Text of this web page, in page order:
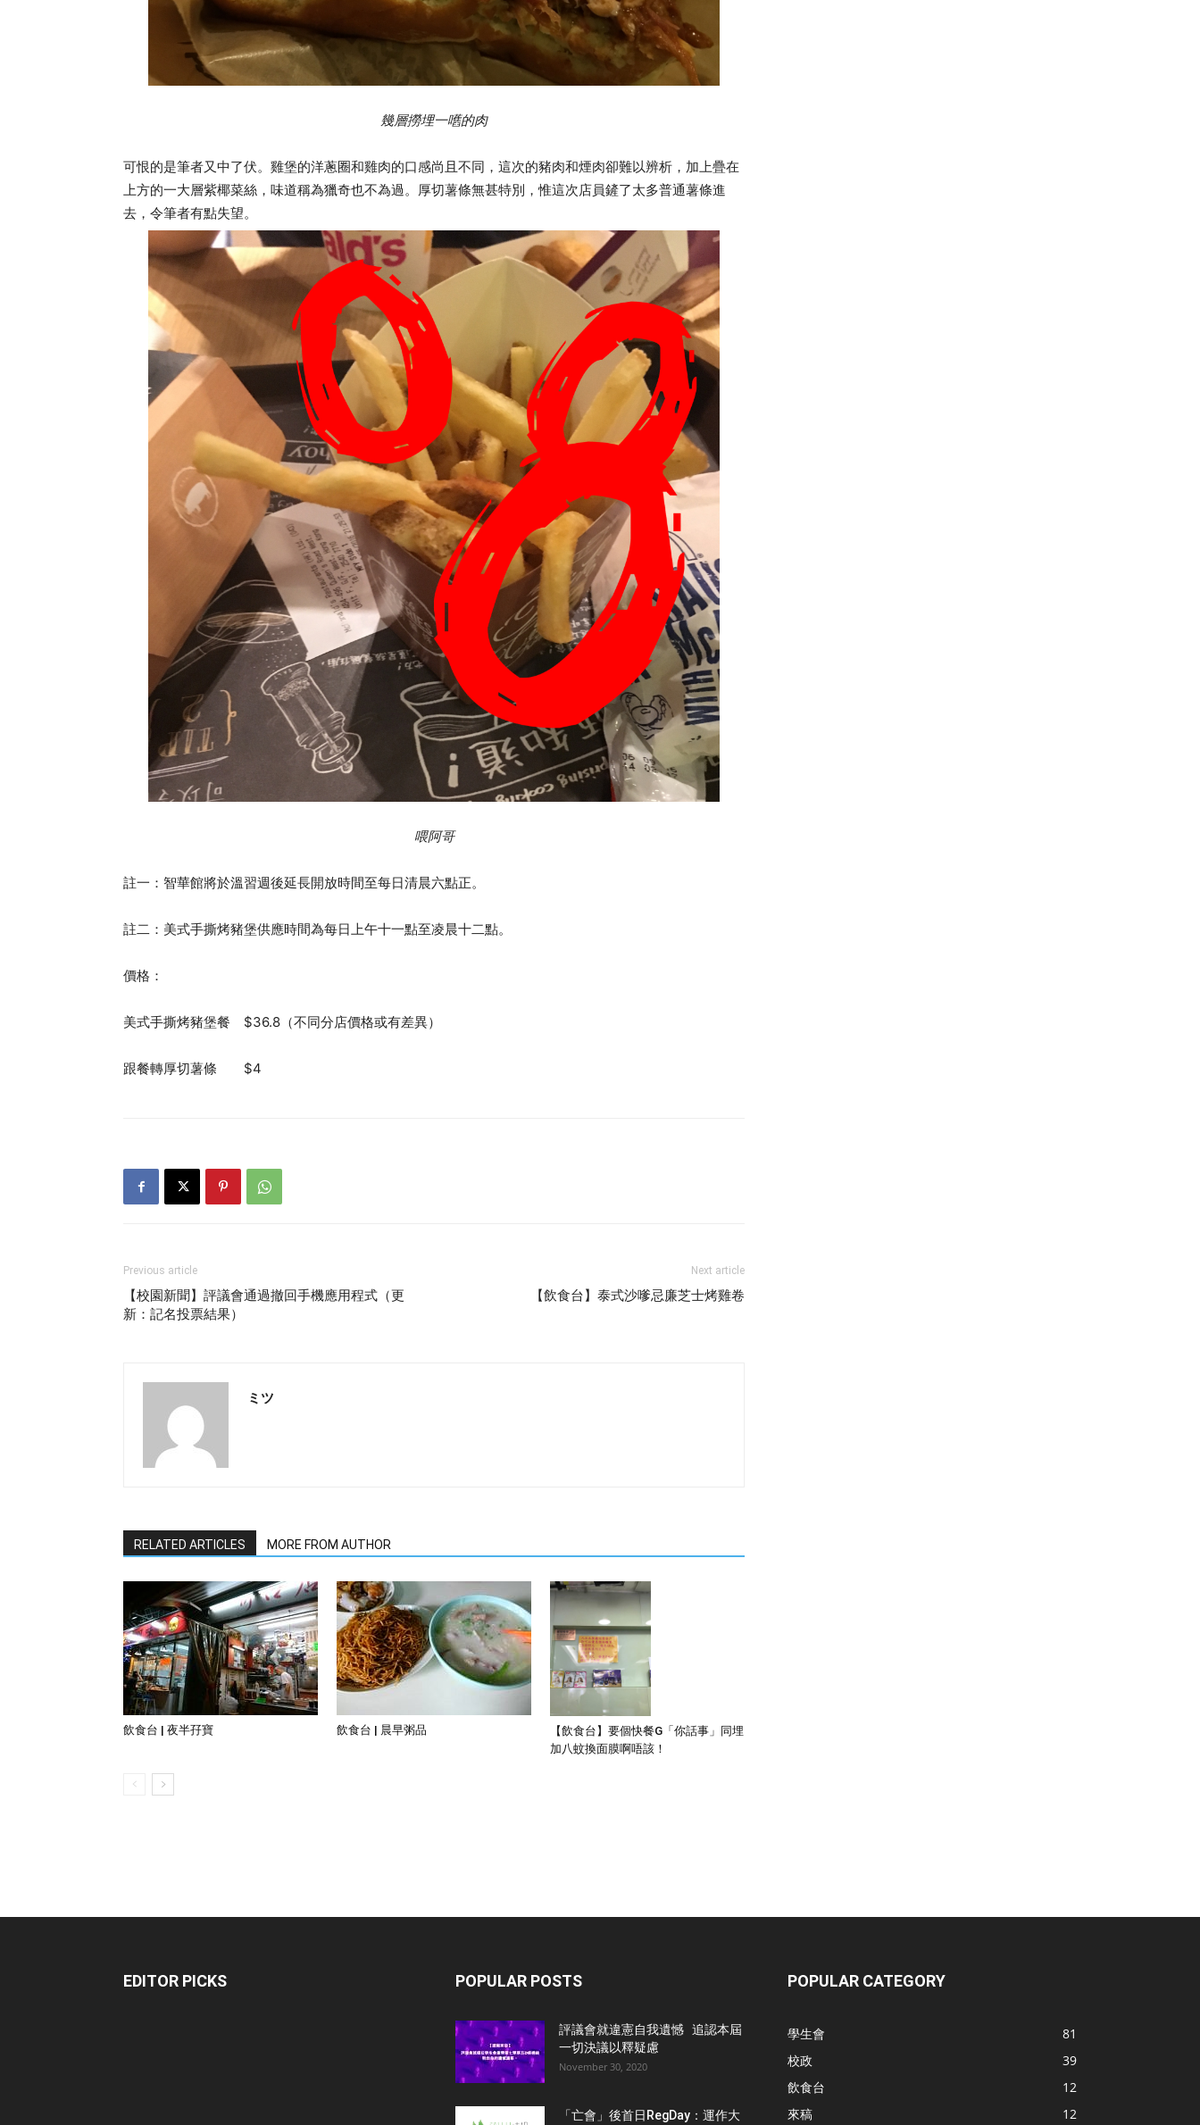
幾層撈埋一嚿的肉
可恨的是筆者又中了伏。雞堡的洋蔥圈和雞肉的口感尚且不同，這次的豬肉和煙肉卻難以辨析，加上疊在
上方的一大層紫椰菜絲，味道稱為獵奇也不為過。厚切薯條無甚特別，惟這次店員鏟了太多普通薯條進
去，令筆者有點失望。
喂阿哥
註一：智華館將於溫習週後延長開放時間至每日清晨六點正。
註二：美式手撕烤豬堡供應時間為每日上午十一點至凌晨十二點。
價格：
美式手撕烤豬堡餐 $36.8（不同分店價格或有差異）
跟餐轉厚切薯條 $4
Previous article
【校園新聞】評議會通過撤回手機應用程式（更
新：記名投票結果）
Next article
【飲食台】泰式沙嗲忌廉芝士烤雞卷
ミツ
RELATED ARTICLES MORE FROM AUTHOR
飲食台 | 夜半孖寶 飲食台 | 晨早粥品
【飲食台】要個快餐G「你話事」同埋
加八蚊換面膜啊唔該！
EDITOR PICKS POPULAR POSTS
評議會就違憲自我遺憾 追認本屆
一切決議以釋疑慮
November 30, 2020
「亡會」後首日RegDay：運作大
POPULAR CATEGORY
學生會
81
校政
39
飲食台
12
來稿
12